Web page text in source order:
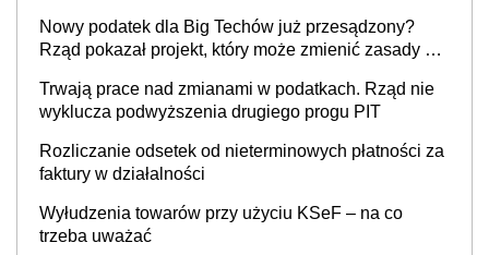
Nowy podatek dla Big Techów już przesądzony?
Rząd pokazał projekt, który może zmienić zasady gry
Trwają prace nad zmianami w podatkach. Rząd nie
wyklucza podwyższenia drugiego progu PIT
Rozliczanie odsetek od nieterminowych płatności za
faktury w działalności
Wyłudzenia towarów przy użyciu KSeF – na co
trzeba uważać